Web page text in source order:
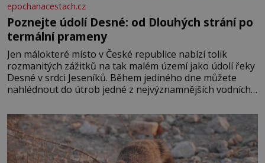
epochanacestach.cz
Poznejte údolí Desné: od Dlouhých strání po
termální prameny
Jen málokteré místo v České republice nabízí tolik
rozmanitých zážitků na tak malém území jako údolí řeky
Desné v srdci Jeseníků. Během jediného dne můžete
nahlédnout do útrob jedné z nejvýznamnějších vodních
se na koloběžce a den zakončit poznáváním památek ve
Velkých Losinách nebo v termálním